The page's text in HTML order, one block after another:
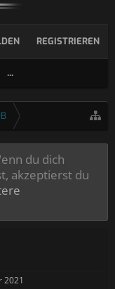
...
REGISTRIEREN
du dich
akzeptierst du
2021